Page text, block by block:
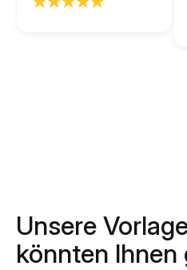
Unsere
könnten Ihnen